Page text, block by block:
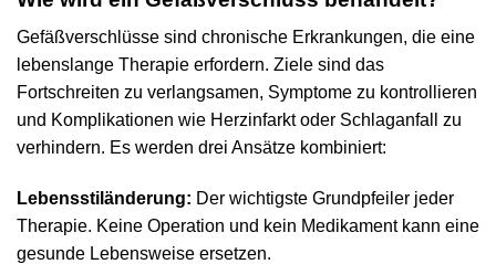
Gefäßverschlüsse sind chronische Erkrankungen, die eine
lebenslange Therapie erfordern. Ziele sind das
Fortschreiten zu verlangsamen, Symptome zu kontrollieren
und Komplikationen wie Herzinfarkt oder Schlaganfall zu
verhindern. Es werden drei Ansätze kombiniert:
Lebensstiländerung: Der wichtigste Grundpfeiler jeder
Therapie. Keine Operation und kein Medikament kann eine
gesunde Lebensweise ersetzen.